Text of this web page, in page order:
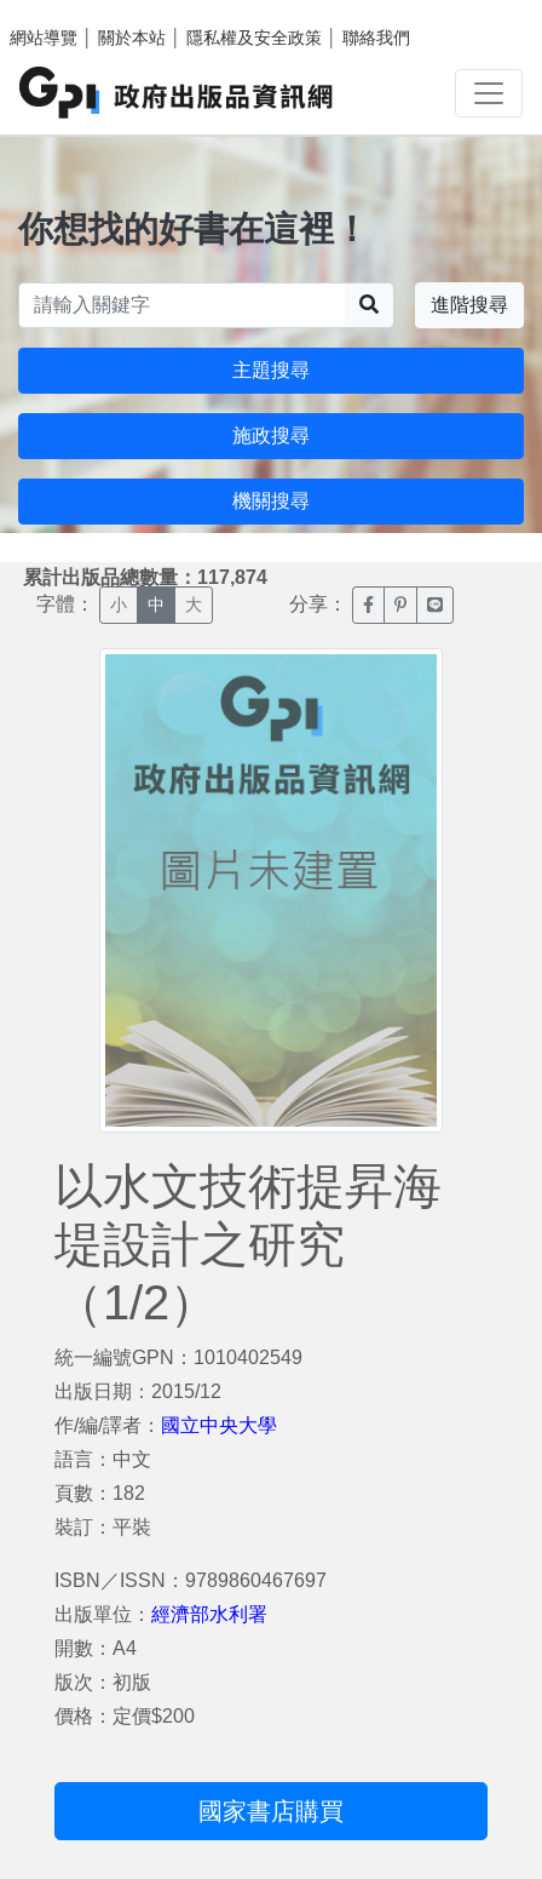
網站導覽
關於本站 隱私權及安全政策 聯絡我們
你想找的好書在這裡！
進階搜尋
主題搜尋
施政搜尋
機關搜尋
累計出版品總數量：117,874
字體： 小 中 大 分享： 臉書分享(另開新視窗)
噗浪分享(另開新
Line分享(另
以水文技術提昇海
堤設計之研究
（1/2）
統一編號GPN：1010402549
出版日期：2015/12
作/編/譯者： 國立中央大學
語言：中文
頁數：182
裝訂：平裝
ISBN／ISSN：9789860467697
出版單位： 經濟部水利署
開數：A4
版次：初版
價格：定價$200
國家書店購買